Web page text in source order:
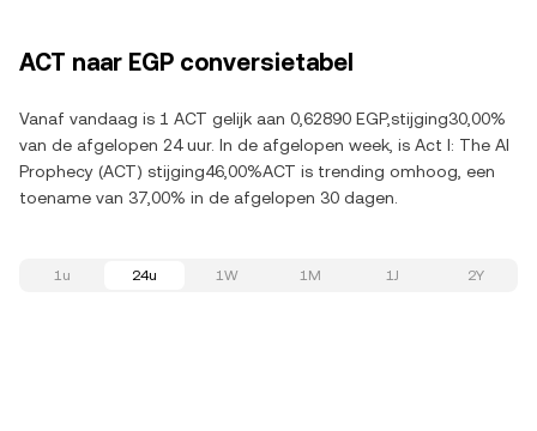
ACT naar EGP conversietabel
Vanaf vandaag is 1 ACT gelijk aan 0,62890 EGP,stijging30,00%
van de afgelopen 24 uur. In de afgelopen week, is Act I: The AI
Prophecy (ACT) stijging46,00%ACT is trending omhoog, een
toename van 37,00% in de afgelopen 30 dagen.
1u 24u 1W 1M 1J 2Y